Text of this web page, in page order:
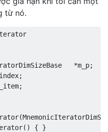
(wchar_t
từ nó.
*m_p;
;
;
(
() { }